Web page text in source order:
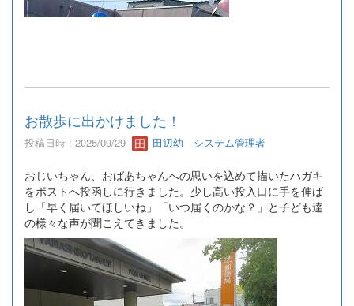
お散歩に出かけました！
投稿日時 : 2025/09/29 田辺幼 システム管理者
おじいちゃん、おばあちゃんへの思いを込めて描いたハガキ
をポストへ投函しに行きました。少し高い投入口に手を伸ば
し「早く届いてほしいね」「いつ届くのかな？」と子ども達
の様々な声が聞こえてきました。